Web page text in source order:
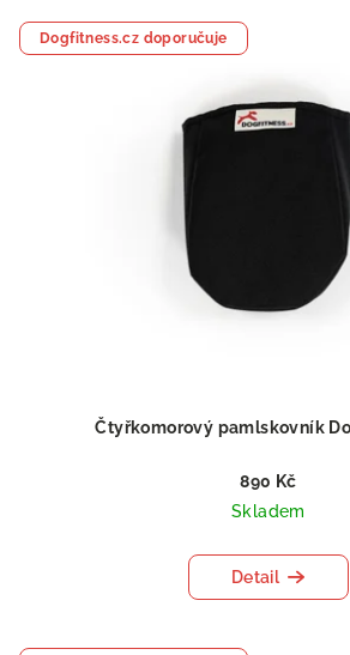
Dogfitness.cz doporučuje
Čtyřkomorový pamlskovník
890 Kč
Skladem
Detail